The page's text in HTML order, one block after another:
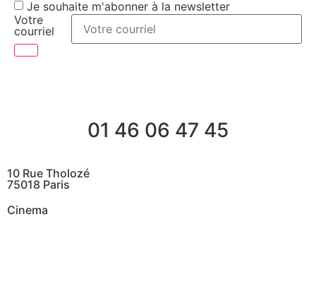
Je souhaite m'abonner à la newsletter
Votre
courriel
01 46 06 47 45
10 Rue Tholozé
75018 Paris
Cinema